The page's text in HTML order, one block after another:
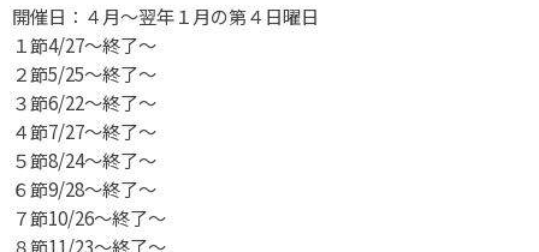
開催日：４月～翌年１月の第４日曜日
１節4/27～終了～
２節5/25～終了～
３節6/22～終了～
４節7/27～終了～
５節8/24～終了～
６節9/28～終了～
７節10/26～終了～
８節11/23～終了～